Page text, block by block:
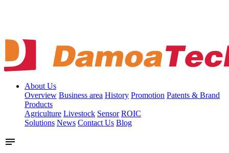
About Us
Overview Business area History Promotion Patents & Brand
Products
Agriculture Livestock Sensor ROIC
Solutions News Contact Us Blog
notes